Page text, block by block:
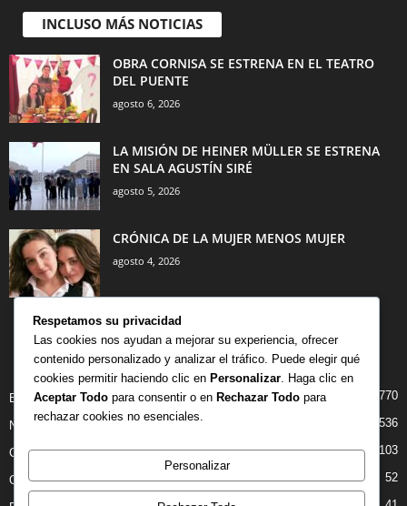
INCLUSO MÁS NOTICIAS
OBRA CORNISA SE ESTRENA EN EL TEATRO
DEL PUENTE
agosto 6, 2026
LA MISIÓN DE HEINER MÜLLER SE ESTRENA
EN SALA AGUSTÍN SIRÉ
agosto 5, 2026
CRÓNICA DE LA MUJER MENOS MUJER
agosto 4, 2026
CATEGORÍA POPULAR
BIBLIOTECA 770
NOTICIAS 536
CRITICAS 103
OPINION 52
Respetamos su privacidad
Las cookies nos ayudan a mejorar su experiencia, ofrecer
contenido personalizado y analizar el tráfico. Puede elegir qué
cookies permitir haciendo clic en Personalizar . Haga clic en
Aceptar Todo para consentir o en Rechazar Todo para
rechazar cookies no esenciales.
Personalizar